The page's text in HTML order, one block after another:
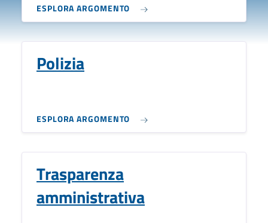
ESPLORA ARGOMENTO
Polizia
ESPLORA ARGOMENTO
Trasparenza
amministrativa